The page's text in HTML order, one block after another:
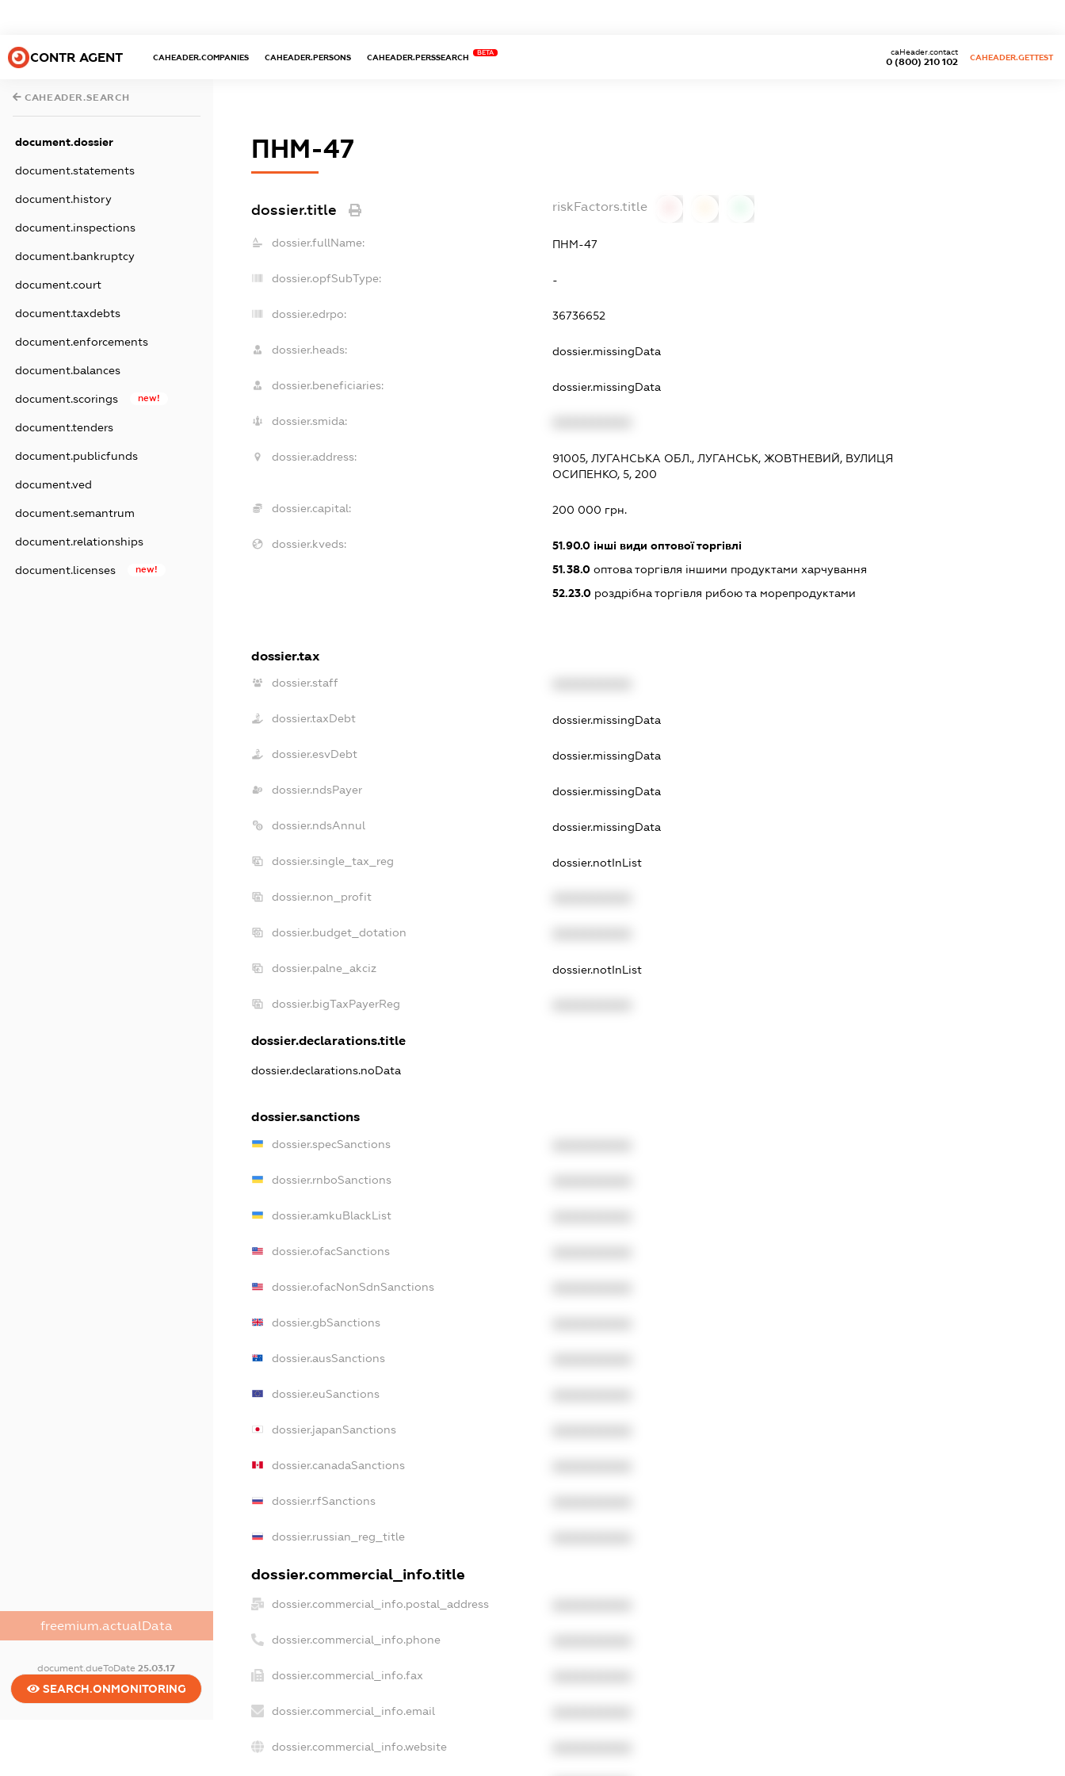
CONTR AGENT CAHEADER.COMPANIES CAHEADER.PERSONS CAHEADER.PERSSEARCH
BETA
0 (800) 210 102
caHeader.contact
CAHEADER.GETTEST
CAHEADER.SEARCH
document.dossier
document.statements
document.history
document.inspections
document.bankruptcy
document.court
document.taxdebts
document.enforcements
document.balances
document.scorings new!
document.tenders
document.publicfunds
document.ved
document.semantrum
document.relationships
document.licenses new!
freemium.actualData
document.dueToDate25.03.17
SEARCH.ONMONITORING
ПНМ-47
dossier.title riskFactors.title
dossier.fullName: ПНМ-47
dossier.opfSubType: -
dossier.edrpo: 36736652
dossier.heads: dossier.missingData
dossier.beneficiaries: dossier.missingData
dossier.smida:
dossier.address:
91005, ЛУГАНСЬКА ОБЛ., ЛУГАНСЬК, ЖОВТНЕВИЙ, ВУЛИЦЯ
ОСИПЕНКО, 5, 200
dossier.capital: 200 000 грн.
dossier.kveds: 51.90.0 інші види оптової торгівлі
51.38.0 оптова торгівля іншими продуктами харчування
52.23.0 роздрібна торгівля рибою та морепродуктами
dossier.tax
dossier.staff
dossier.taxDebt dossier.missingData
dossier.esvDebt dossier.missingData
dossier.ndsPayer dossier.missingData
dossier.ndsAnnul dossier.missingData
dossier.single_tax_reg dossier.notInList
dossier.non_profit
dossier.budget_dotation
dossier.palne_akciz dossier.notInList
dossier.bigTaxPayerReg
dossier.declarations.title
dossier.declarations.noData
dossier.sanctions
dossier.specSanctions
dossier.rnboSanctions
dossier.amkuBlackList
dossier.ofacSanctions
dossier.ofacNonSdnSanctions
dossier.gbSanctions
dossier.ausSanctions
dossier.euSanctions
dossier.japanSanctions
dossier.canadaSanctions
dossier.rfSanctions
dossier.russian_reg_title
dossier.commercial_info.title
dossier.commercial_info.postal_address
dossier.commercial_info.phone
dossier.commercial_info.fax
dossier.commercial_info.email
dossier.commercial_info.website